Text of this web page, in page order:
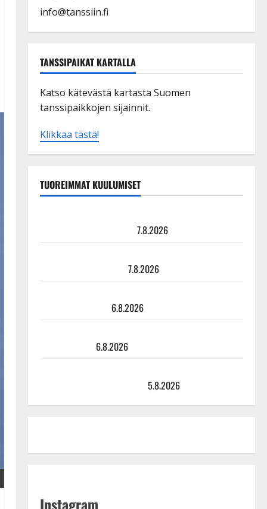
info@tanssiin.fi
TANSSIPAIKAT KARTALLA
Katso kätevästä kartasta Suomen
tanssipaikkojen sijainnit.
Klikkaa tästä!
TUOREIMMAT KUULUMISET
7.8.2026
7.8.2026
6.8.2026
6.8.2026
5.8.2026
Instagram